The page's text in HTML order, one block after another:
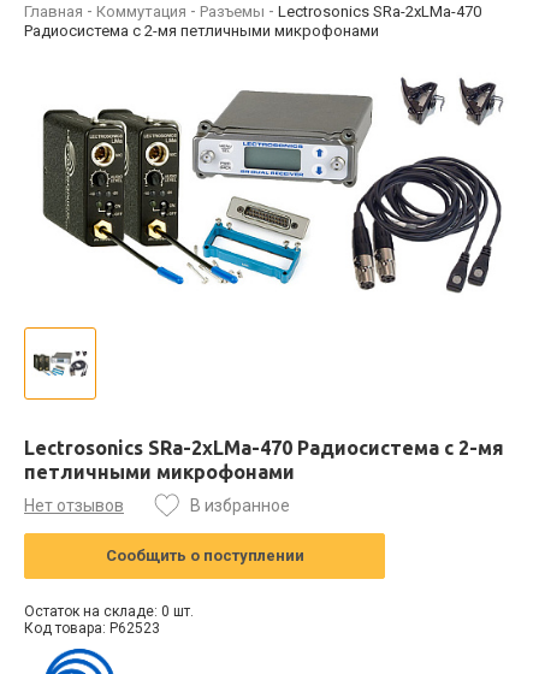
Главная Коммутация Разъемы
Lectrosonics SRa-2xLMa-470
Радиосистема с 2-мя петличными микрофонами
Lectrosonics SRa-2xLMa-470 Радиосистема с 2-мя
петличными микрофонами
Нет отзывов В избранное
Сообщить о поступлении
Остаток на складе: 0 шт.
Код товара: P62523